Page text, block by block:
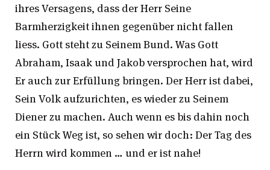
ihres Versagens, dass der Herr Seine
Barmherzigkeit ihnen gegenüber nicht fallen
liess. Gott steht zu Seinem Bund. Was Gott
Abraham, Isaak und Jakob versprochen hat, wird
Er auch zur Erfüllung bringen. Der Herr ist dabei,
Sein Volk aufzurichten, es wieder zu Seinem
Diener zu machen. Auch wenn es bis dahin noch
ein Stück Weg ist, so sehen wir doch: Der Tag des
Herrn wird kommen … und er ist nahe!